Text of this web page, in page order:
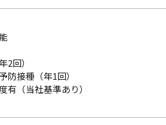
2回）
防接種（年1回）
有（当社基準あり）